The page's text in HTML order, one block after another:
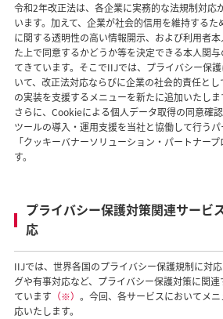
令和2年改正法は、各企業に実務的な法規制対応
います。加えて、企業が社会的信用を維持する
に関する透明性の高い情報開示、および利用者
た上で同意するかどうか等を決定できる本人関
てきています。そこでIIJでは、プライバシー保
いて、改正法対応ならびに企業の社会的責任と
の実装を支援するメニューを新たに追加いたしま
さらに、Cookieによる個人データ取得の同意確
ツールの導入・運用支援を当社と協働して行う
「クッキーバナーソリューション・パートナー
す。
プライバシー保護対策関連サービ
応
IIJでは、世界各国のプライバシー保護規制に対
グや有事対応など、プライバシー保護対策に関
ています （※） 。今回、各サービスにおいてメ
応いたします。